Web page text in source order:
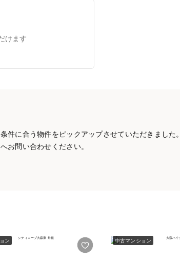
けます
件に合う物件をピックアップさせていただきました。
お問い合わせください。
ン 中古マンション